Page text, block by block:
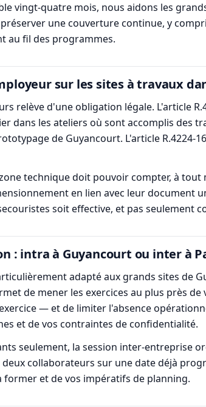
vingt-quatre mois, nous aidons les
une couverture continue, y
au fil des programmes.
sur les sites à travaux
relève d'une obligation légale. L'article
dans les ateliers où sont accomplis des
de Guyancourt. L'article
technique doit pouvoir compter, à
en lien avec leur document
soit effective, et pas seulement
: intra à Guyancourt ou inter à
adapté aux grands sites de
de mener les exercices au plus près
— et de limiter l'absence
et de vos contraintes de confidentialité.
seulement, la session inter-entreprise
collaborateurs sur une date déjà
former et de vos impératifs de planning.